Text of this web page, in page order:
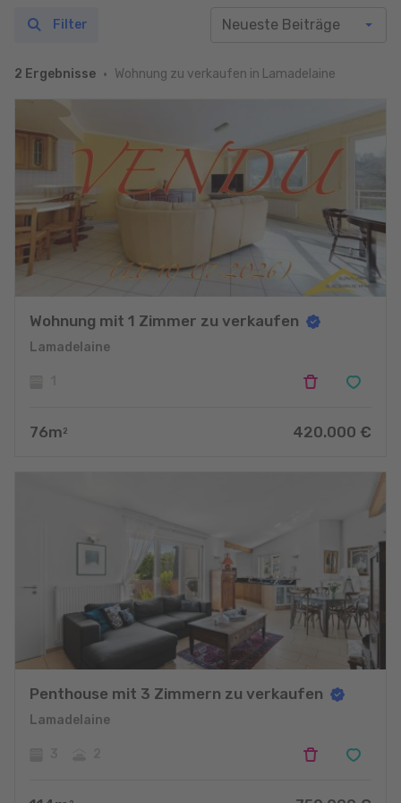
2 Ergebnisse Wohnung zu verkaufen in Lamadelaine
Filter
Wohnung mit 1 Zimmer zu verkaufen
Lamadelaine
76m 2 420.000 €
Penthouse mit 3 Zimmern zu verkaufen
Lamadelaine